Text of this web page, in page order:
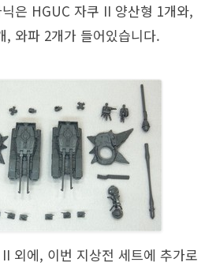
은 HGUC 자쿠 II 양산형 1개와,
, 와파 2개가 들어있습니다.
외에, 이번 지상전 세트에 추가로